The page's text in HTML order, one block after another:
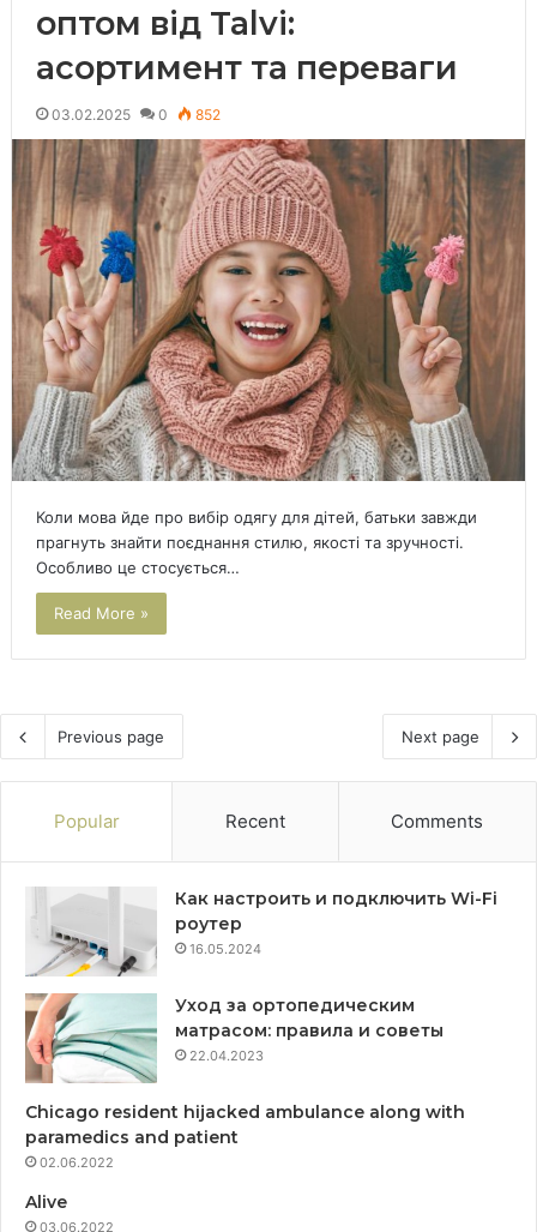
оптом від Talvi:
асортимент та переваги
03.02.2025 0 852
Коли мова йде про вибір одягу для дітей, батьки завжди
прагнуть знайти поєднання стилю, якості та зручності.
Особливо це стосується…
Read More »
Previous page Next page
Popular Recent Comments
Как настроить и подключить Wi-Fi
роутер
16.05.2024
Уход за ортопедическим
матрасом: правила и советы
22.04.2023
Chicago resident hijacked ambulance along with
paramedics and patient
02.06.2022
Alive
03.06.2022